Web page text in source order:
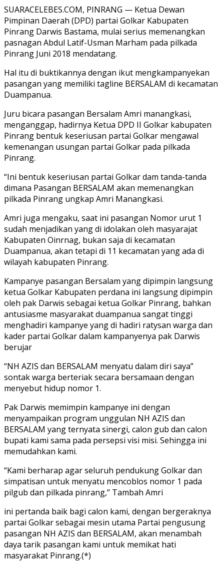
SUARACELEBES.COM, PINRANG — Ketua Dewan
Pimpinan Daerah (DPD) partai Golkar Kabupaten
Pinrang Darwis Bastama, mulai serius memenangkan
pasnagan Abdul Latif-Usman Marham pada pilkada
Pinrang Juni 2018 mendatang.
Hal itu di buktikannya dengan ikut mengkampanyekan
pasangan yang memiliki tagline BERSALAM di kecamatan
Duampanua.
Juru bicara pasangan Bersalam Amri manangkasi,
menganggap, hadirnya Ketua DPD II Golkar kabupaten
Pinrang bentuk keseriusan partai Golkar mengawal
kemenangan usungan partai Golkar pada pilkada
Pinrang.
“Ini bentuk keseriusan partai Golkar dam tanda-tanda
dimana Pasangan BERSALAM akan memenangkan
pilkada Pinrang ungkap Amri Manangkasi.
Amri juga mengaku, saat ini pasangan Nomor urut 1
sudah menjadikan yang di idolakan oleh masyarajat
Kabupaten Oinrnag, bukan saja di kecamatan
Duampanua, akan tetapi di 11 kecamatan yang ada di
wilayah kabupaten Pinrang.
Kampanye pasangan Bersalam yang dipimpin langsung
ketua Golkar Kabupaten perdana ini langsung dipimpin
oleh pak Darwis sebagai ketua Golkar Pinrang, bahkan
antusiasme masyarakat duampanua sangat tinggi
menghadiri kampanye yang di hadiri ratysan warga dan
kader partai Golkar dalam kampanyenya pak Darwis
berujar
“NH AZIS dan BERSALAM menyatu dalam diri saya”
sontak warga berteriak secara bersamaan dengan
menyebut hidup nomor 1.
Pak Darwis memimpin kampanye ini dengan
menyampaikan program unggulan NH AZIS dan
BERSALAM yang ternyata sinergi, calon gub dan calon
bupati kami sama pada persepsi visi misi. Sehingga ini
memudahkan kami.
“Kami berharap agar seluruh pendukung Golkar dan
simpatisan untuk menyatu mencoblos nomor 1 pada
pilgub dan pilkada pinrang,” Tambah Amri
ini pertanda baik bagi calon kami, dengan bergeraknya
partai Golkar sebagai mesin utama Partai pengusung
pasangan NH AZIS dan BERSALAM, akan menambah
daya tarik pasangan kami untuk memikat hati
masyarakat Pinrang.(*)